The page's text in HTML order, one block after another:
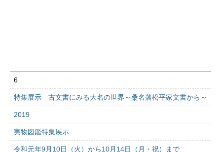
6
特集展示 古文書にみる大名の世界～桑名藩松平家文書から～
2019
実物図鑑特集展示
令和元年9月10日（火）から10月14日（月・祝）まで